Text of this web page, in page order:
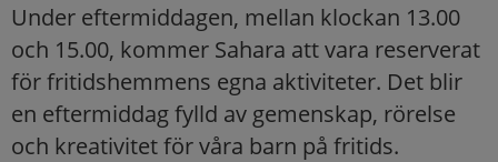
Under eftermiddagen, mellan klockan 13.00
och 15.00, kommer Sahara att vara reserverat
för fritidshemmens egna aktiviteter. Det blir
en eftermiddag fylld av gemenskap, rörelse
och kreativitet för våra barn på fritids.